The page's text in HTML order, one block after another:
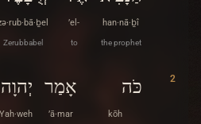
han·nā·ḇî
the prophet
’el-
to
Zerubbabel
2 כֹּה
kōh
אָמַר
’ā·mar
יְהוָה
Yah·weh